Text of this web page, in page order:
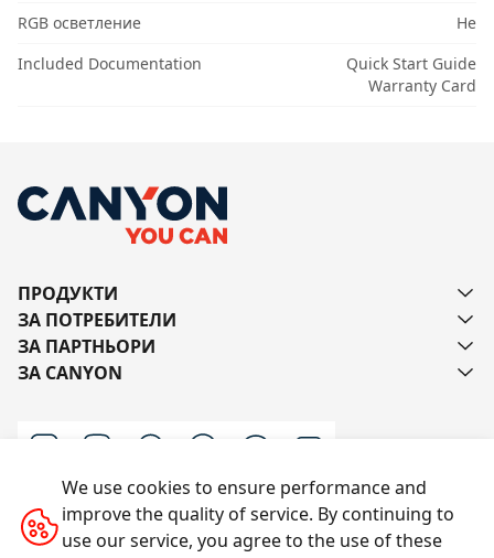
RGB осветление
Не
Included Documentation
Quick Start Guide
Warranty Card
ПРОДУКТИ
ЗА ПОТРЕБИТЕЛИ
ЗА ПАРТНЬОРИ
ЗА CANYON
Пишете ни
We use cookies to ensure performance and
improve the quality of service. By continuing to
use our service, you agree to the use of these